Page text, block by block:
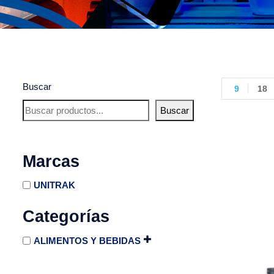
Buscar
Buscar
Marcas
UNITRAK
Categorías
ALIMENTOS Y BEBIDAS
9 18